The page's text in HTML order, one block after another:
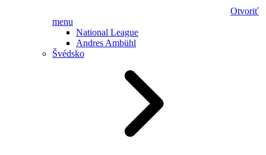
Otvoriť
menu
National League
Andres Ambühl
Švédsko